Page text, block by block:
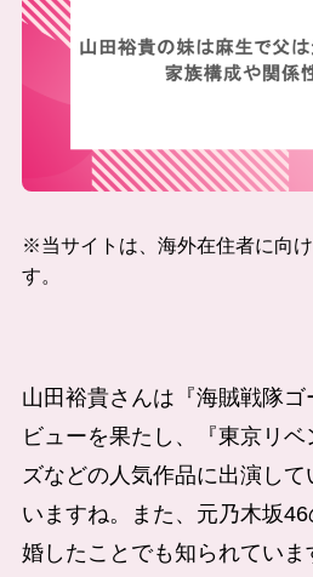
※当サイトは、海外在住者に向
す。
山田裕貴さんは『海賊戦隊
ビューを果たし、『東京リ
ズなどの人気作品に出演し
いますね。また、元乃木坂
婚したことでも知られていま